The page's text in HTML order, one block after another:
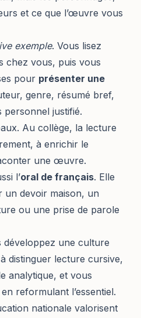
et ce que l’œuvre vous
exemple. Vous lisez
chez vous, puis vous
pour présenter une
genre, résumé bref,
personnel justifié.
Au collège, la lecture
à enrichir le
une œuvre.
l’oral de français. Elle
un devoir maison, un
ou une prise de parole
développez une culture
distinguer lecture cursive,
analytique, et vous
reformulant l’essentiel.
nationale valorisent